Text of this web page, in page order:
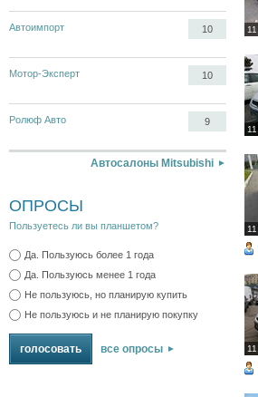
Автоимпорт 10
Мотор-Эксперт 10
Ролюф Авто 9
Автосалоны Mitsubishi
ОПРОСЫ
Пользуетесь ли вы планшетом?
Да. Пользуюсь более 1 года
Да. Пользуюсь менее 1 года
Не пользуюсь, но планирую купить
Не пользуюсь и не планирую покупку
все опросы